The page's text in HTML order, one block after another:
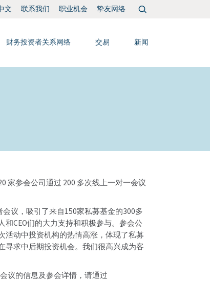
搜
索：
文 联系我们 职业机会 挚友网络
财务投资者关系网络 交易 新闻
家参会公司通过 200 多次线上一对一会议
议，吸引了来自150家私募基金的300多
CEO们的大力支持和积极参与。参会公
活动中投资机构的热情高涨，体现了私募
寻求中后期投资机会。我们很高兴成为客
议的信息及参会详情，请通过